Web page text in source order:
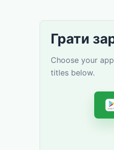
Грати
Choose your
titles below.